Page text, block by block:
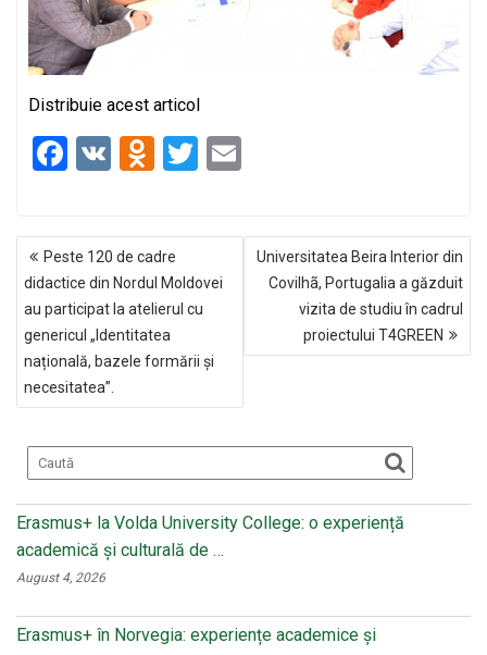
Distribuie acest articol
F
b
o
o
k
V
O
o
kl
a
ss
ni
T
NAVIGARE
ÎN
ARTICOLE
Peste 120 de cadre
didactice din Nordul Moldovei
au participat la atelierul cu
genericul „Identitatea
națională, bazele formării și
necesitatea”.
Universitatea Beira Interior din
Covilhã, Portugalia a găzduit
vizita de studiu în cadrul
proiectului T4GREEN
Erasmus+ la Volda University College: o experiență
academică și culturală de …
August 4, 2026
Erasmus+ în Norvegia: experiențe academice și